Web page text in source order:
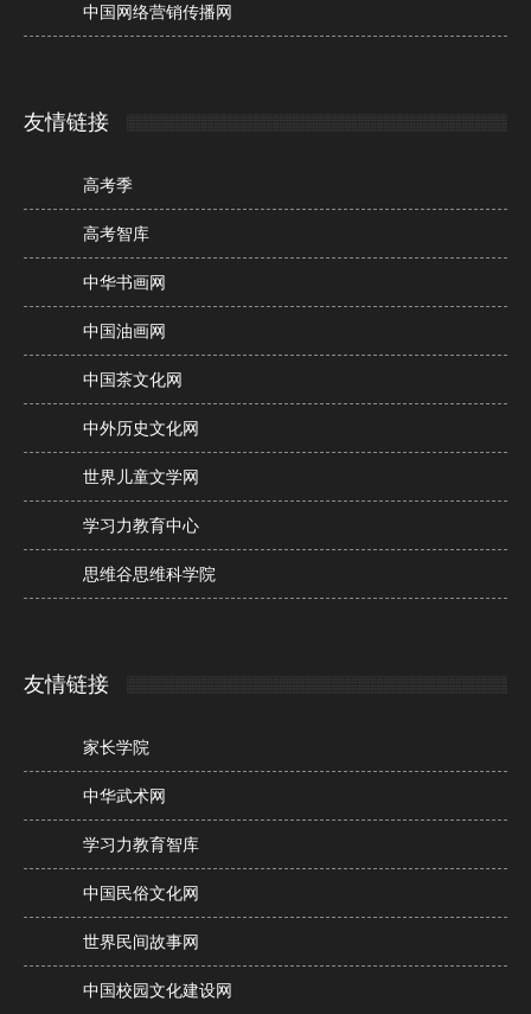
中国网络营销传播网
友情链接
高考季
高考智库
中华书画网
中国油画网
中国茶文化网
中外历史文化网
世界儿童文学网
学习力教育中心
思维谷思维科学院
友情链接
家长学院
中华武术网
学习力教育智库
中国民俗文化网
世界民间故事网
中国校园文化建设网